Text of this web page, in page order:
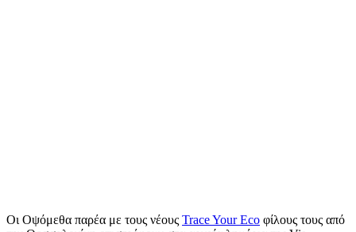
Οι Οψόμεθα παρέα με τους νέους Trace Your Eco φίλους τους από